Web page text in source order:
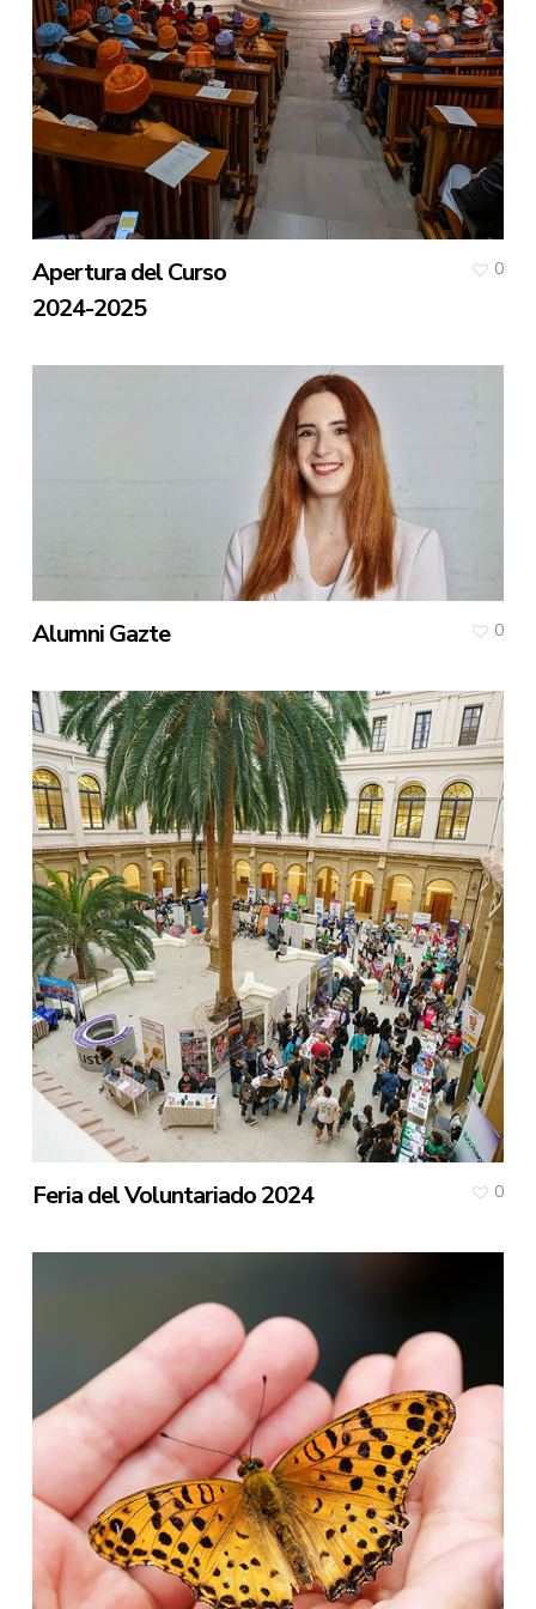
Apertura del Curso
2024-2025
0
Alumni Gazte 0
Feria del Voluntariado 2024 0